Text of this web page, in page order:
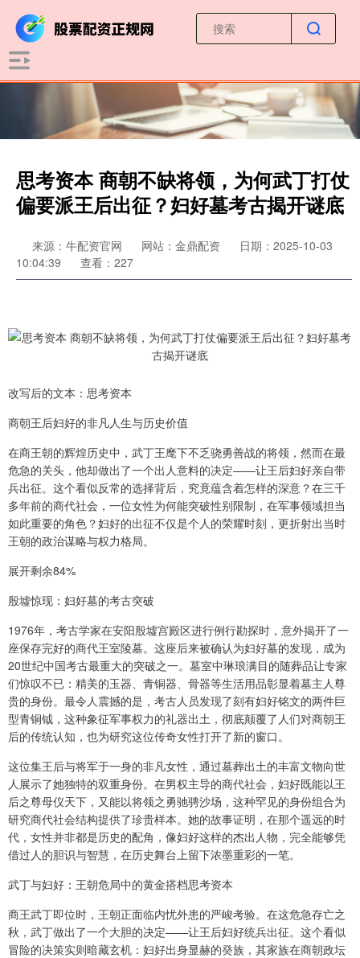
思考资本 商朝不缺将领，为何武丁打仗
偏要派王后出征？妇好墓考古揭开谜底
来源：牛配资官网 网站：金鼎配资
日期：2025-10-03
10:04:39
查看：227
改写后的文本：思考资本
商朝王后妇好的非凡人生与历史价值
在商王朝的辉煌历史中，武丁王麾下不乏骁勇善战的将领，然而在最
危急的关头，他却做出了一个出人意料的决定——让王后妇好亲自带
兵出征。这个看似反常的选择背后，究竟蕴含着怎样的深意？在三千
多年前的商代社会，一位女性为何能突破性别限制，在军事领域担当
如此重要的角色？妇好的出征不仅是个人的荣耀时刻，更折射出当时
王朝的政治谋略与权力格局。
展开剩余84%
殷墟惊现：妇好墓的考古突破
1976年，考古学家在安阳殷墟宫殿区进行例行勘探时，意外揭开了一
座保存完好的商代王室陵墓。这座后来被确认为妇好墓的发现，成为
20世纪中国考古最重大的突破之一。墓室中琳琅满目的随葬品让专家
们惊叹不已：精美的玉器、青铜器、骨器等生活用品彰显着墓主人尊
贵的身份。最令人震撼的是，考古人员发现了刻有妇好铭文的两件巨
型青铜钺，这种象征军事权力的礼器出土，彻底颠覆了人们对商朝王
后的传统认知，也为研究这位传奇女性打开了新的窗口。
这位集王后与将军于一身的非凡女性，通过墓葬出土的丰富文物向世
人展示了她独特的双重身份。在男权主导的商代社会，妇好既能以王
后之尊母仪天下，又能以将领之勇驰骋沙场，这种罕见的身份组合为
研究商代社会结构提供了珍贵样本。她的故事证明，在那个遥远的时
代，女性并非都是历史的配角，像妇好这样的杰出人物，完全能够凭
借过人的胆识与智慧，在历史舞台上留下浓墨重彩的一笔。
武丁与妇好：王朝危局中的黄金搭档思考资本
商王武丁即位时，王朝正面临内忧外患的严峻考验。在这危急存亡之
秋，武丁做出了一个大胆的决定——让王后妇好统兵出征。这个看似
冒险的决策实则暗藏玄机：妇好出身显赫的癸族，其家族在商朝政坛